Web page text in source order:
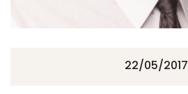
22/05/2017